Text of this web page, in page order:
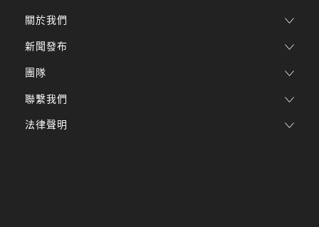
關於我們
新聞發布
團隊
聯繫我們
法律聲明